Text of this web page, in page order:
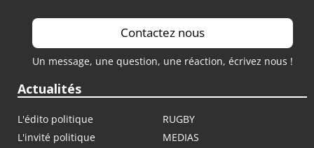
Contactez nous
Un message, une question, une réaction, écrivez nous !
Actualités
L'édito politique
RUGBY
L'invité politique
MEDIAS